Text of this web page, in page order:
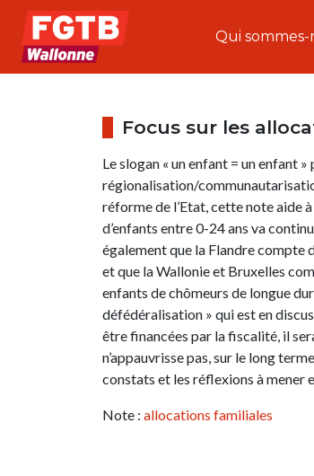
Qui sommes-
Focus sur les
Le slogan « un enfant = un enfant
régionalisation/
réforme de l’Etat, cette note aide
d’enfants entre 0-24 ans va
également que la Flandre compte
et que la Wallonie et Bruxelles
enfants de chômeurs de longue
défédéralisation » qui est en
être financées par la fiscalité, il
n’appauvrisse pas, sur le long
constats et les réflexions à mener
Note : allocations familiales